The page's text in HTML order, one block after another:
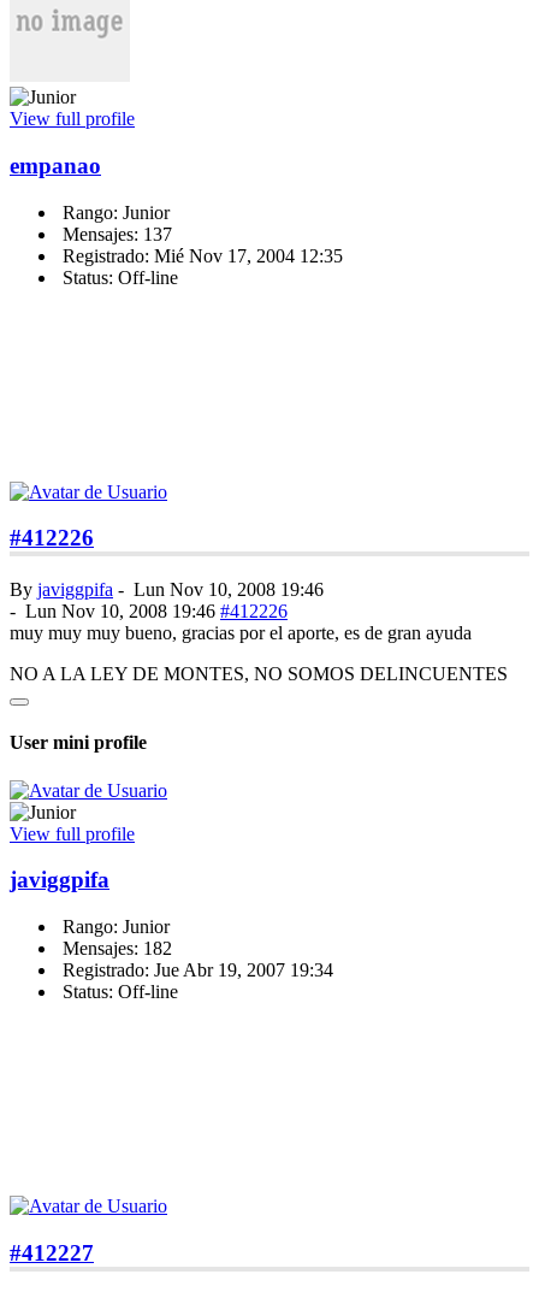
View full profile
empanao
Rango: Junior
Mensajes: 137
Registrado: Mié Nov 17, 2004 12:35
Status: Off-line
#412226
By javiggpifa - Lun Nov 10, 2008 19:46
- Lun Nov 10, 2008 19:46 #412226
muy muy muy bueno, gracias por el aporte, es de gran ayuda
NO A LA LEY DE MONTES, NO SOMOS DELINCUENTES
User mini profile
View full profile
javiggpifa
Rango: Junior
Mensajes: 182
Registrado: Jue Abr 19, 2007 19:34
Status: Off-line
#412227